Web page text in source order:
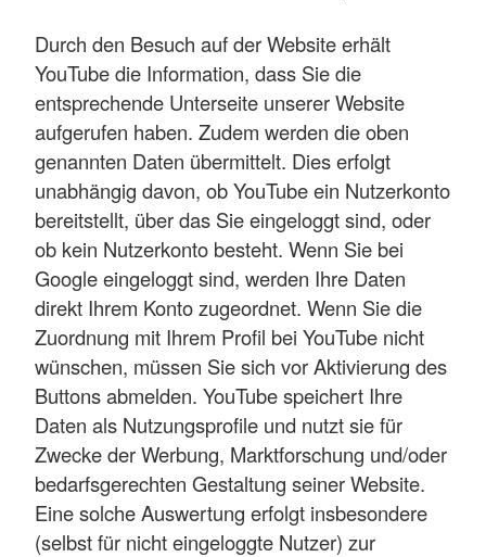
Durch den Besuch auf der Website erhält
YouTube die Information, dass Sie die
entsprechende Unterseite unserer Website
aufgerufen haben. Zudem werden die oben
genannten Daten übermittelt. Dies erfolgt
unabhängig davon, ob YouTube ein Nutzerkonto
bereitstellt, über das Sie eingeloggt sind, oder
ob kein Nutzerkonto besteht. Wenn Sie bei
Google eingeloggt sind, werden Ihre Daten
direkt Ihrem Konto zugeordnet. Wenn Sie die
Zuordnung mit Ihrem Profil bei YouTube nicht
wünschen, müssen Sie sich vor Aktivierung des
Buttons abmelden. YouTube speichert Ihre
Daten als Nutzungsprofile und nutzt sie für
Zwecke der Werbung, Marktforschung und/oder
bedarfsgerechten Gestaltung seiner Website.
Eine solche Auswertung erfolgt insbesondere
(selbst für nicht eingeloggte Nutzer) zur